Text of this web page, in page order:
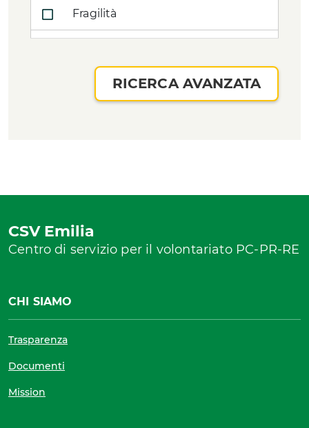
Fragilità
RICERCA AVANZATA
CSV Emilia
Centro di servizio per il volontariato PC-PR-RE
CHI SIAMO
Trasparenza
Documenti
Mission